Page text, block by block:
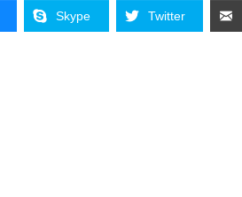
Skype Twitter